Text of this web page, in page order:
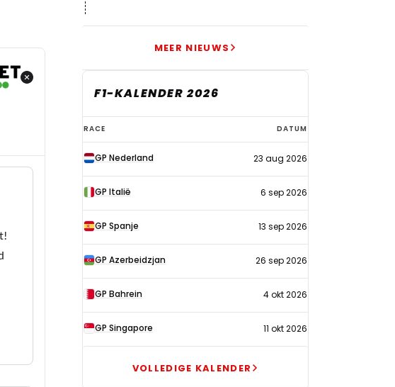
MEER NIEUWS
F1-KALENDER 2026
F1-
kalender
2026
RACE DATUM
GP Nederland 23 aug 2026
GP Italië 6 sep 2026
GP Spanje 13 sep 2026
GP Azerbeidzjan 26 sep 2026
GP Bahrein 4 okt 2026
GP Singapore 11 okt 2026
VOLLEDIGE KALENDER